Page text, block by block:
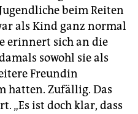
beim Reiten
als Kind ganz normal
erinnert sich an die
sowohl sie als
Freundin
hatten. Zufällig. Das
„Es ist doch klar, dass